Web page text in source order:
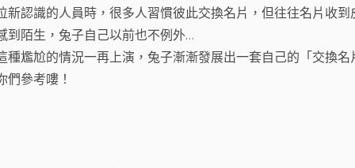
新認識的人員時，很多人習慣彼此交換名片，但往往名片收到
到陌生，兔子自己以前也不例外…
種尷尬的情況一再上演，兔子漸漸發展出一套自己的「交換
們參考嘍！